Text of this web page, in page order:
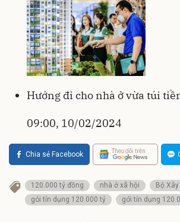
Hướng đi cho nhà ở vừa túi
09:00, 10/02/2024
Chia sẻ Facebook Theo dõi trên
120.000 tỷ đồng nhà ở xã hội
Bộ
gói tín dụng 120.000 tỷ
gói tín dụng